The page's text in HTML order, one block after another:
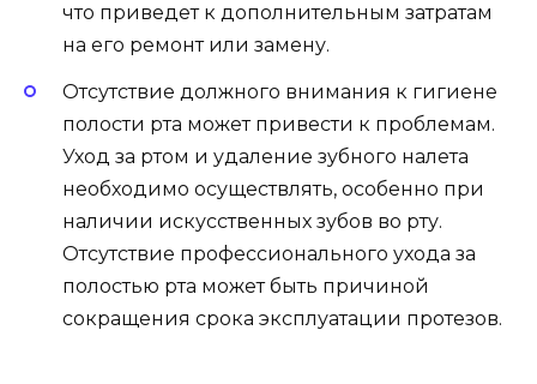
что приведет к дополнительным затратам
на его ремонт или замену.
Отсутствие должного внимания к гигиене
полости рта может привести к проблемам.
Уход за ртом и удаление зубного налета
необходимо осуществлять, особенно при
наличии искусственных зубов во рту.
Отсутствие профессионального ухода за
полостью рта может быть причиной
сокращения срока эксплуатации протезов.